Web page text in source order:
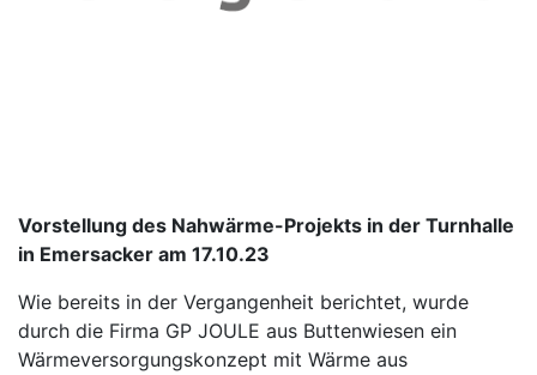
Vorstellung des Nahwärme-Projekts in der Turnhalle
in Emersacker am 17.10.23
Wie bereits in der Vergangenheit berichtet, wurde
durch die Firma GP JOULE aus Buttenwiesen ein
Wärmeversorgungskonzept mit Wärme aus